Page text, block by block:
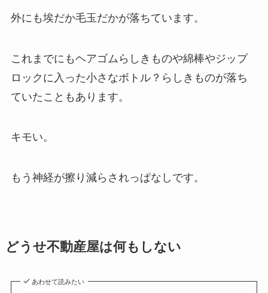
外にも埃だか毛玉だかが落ちています。
これまでにもヘアゴムらしきものや綿棒やジップ
ロックに入った小さなボトル？らしきものが落ち
ていたこともあります。
キモい。
もう神経が擦り減らされっぱなしです。
どうせ不動産屋は何もしない
あわせて読みたい